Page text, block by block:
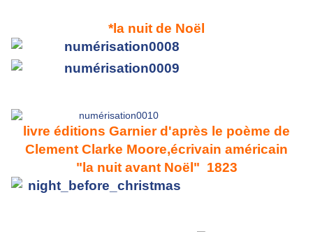
*la nuit de Noël
livre éditions Garnier d'après le poème de
Clement Clarke Moore,écrivain américain
"la nuit avant Noël" 1823